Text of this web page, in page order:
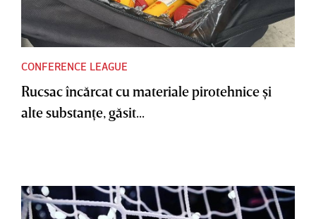
CONFERENCE LEAGUE
Rucsac încărcat cu materiale pirotehnice şi
alte substanţe, găsit...